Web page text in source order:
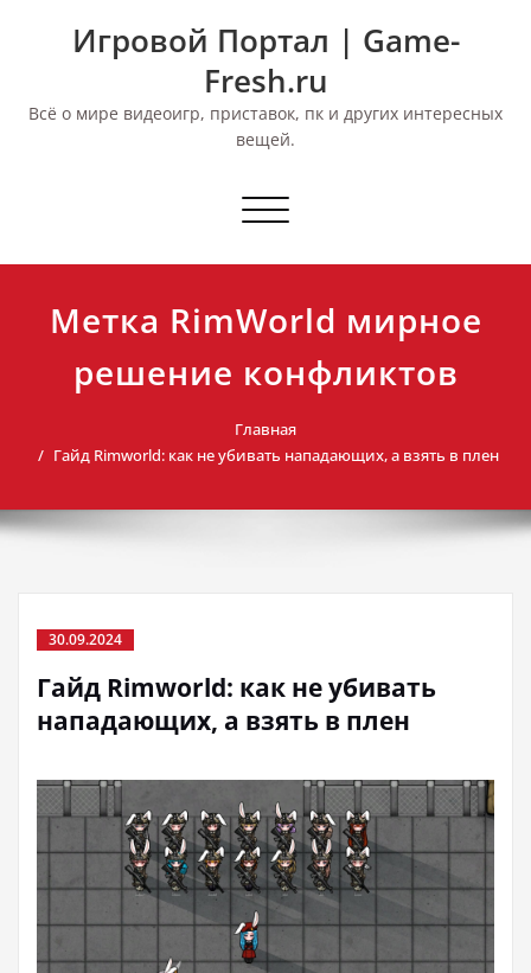
Игровой Портал | Game-
Fresh.ru
Всё о мире видеоигр, приставок, пк и других интересных
вещей.
Переключить
Метка RimWorld мирное
решение конфликтов
Главная
Гайд Rimworld: как не убивать нападающих, а взять в плен
30.09.2024
Гайд Rimworld: как не убивать
нападающих, а взять в плен